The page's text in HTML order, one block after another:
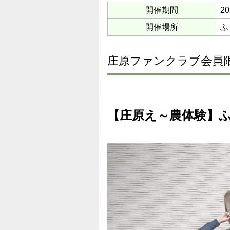
開催期間
開催場所
ふ
庄原ファンクラブ会員
【庄原え～農体験】